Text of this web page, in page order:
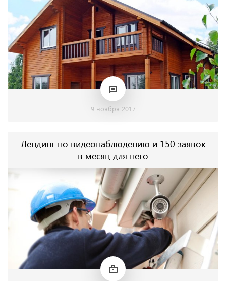
9 ноября 2017
Лендинг по видеонаблюдению и 150 заявок
в месяц для него